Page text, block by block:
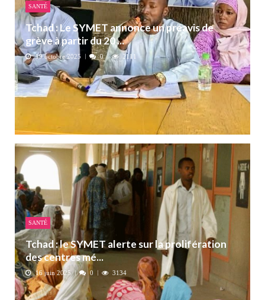
SANTÉ
Tchad : Le SYMET annonce un préavis de
grève à partir du 20 ...
19 octobre 2025 0 2111
SANTÉ
Tchad : le SYMET alerte sur la prolifération
des centres mé...
16 juin 2025 0 3134